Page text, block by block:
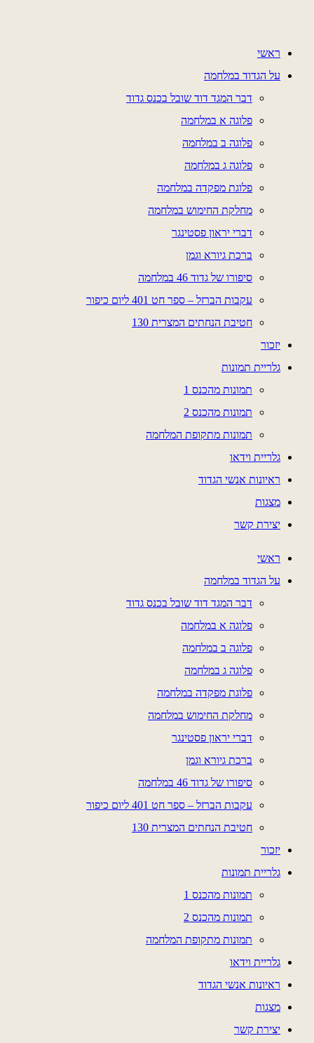
ראשי
על הגדוד במלחמה
דבר המגד דוד שובל בכנס גדוד
פלוגה א במלחמה
פלוגה ב במלחמה
פלוגה ג במלחמה
פלוגת מפקדה במלחמה
מחלקת החימוש במלחמה
דברי יראון פסטינגר
ברכת גיורא וגמן
סיפורו של גדוד 46 במלחמה
עקבות הברזל – ספר חט 401 ליום כיפור
חטיבת הנחתים המצרית 130
יזכור
גלריית תמונות
תמונות מהכנס 1
תמונות מהכנס 2
תמונות מתקופת המלחמה
גלריית וידאו
ראיונות אנשי הגדוד
מצגות
יצירת קשר
ראשי
על הגדוד במלחמה
דבר המגד דוד שובל בכנס גדוד
פלוגה א במלחמה
פלוגה ב במלחמה
פלוגה ג במלחמה
פלוגת מפקדה במלחמה
מחלקת החימוש במלחמה
דברי יראון פסטינגר
ברכת גיורא וגמן
סיפורו של גדוד 46 במלחמה
עקבות הברזל – ספר חט 401 ליום כיפור
חטיבת הנחתים המצרית 130
יזכור
גלריית תמונות
תמונות מהכנס 1
תמונות מהכנס 2
תמונות מתקופת המלחמה
גלריית וידאו
ראיונות אנשי הגדוד
מצגות
יצירת קשר